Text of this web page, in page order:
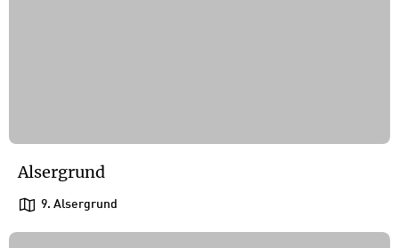
Alsergrund
9. Alsergrund